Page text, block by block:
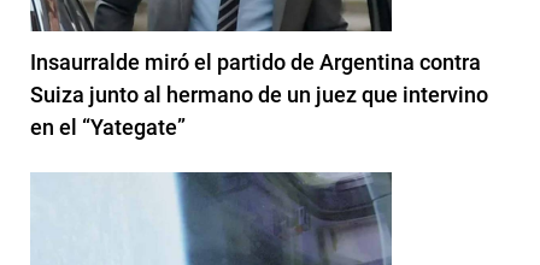
Insaurralde miró el partido de Argentina contra
Suiza junto al hermano de un juez que intervino
en el “Yategate”